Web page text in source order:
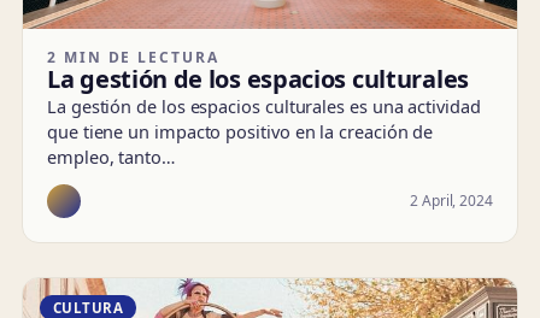
2 MIN DE LECTURA
La gestión de los espacios culturales
La gestión de los espacios culturales es una actividad
que tiene un impacto positivo en la creación de
empleo, tanto…
2 April, 2024
CULTURA